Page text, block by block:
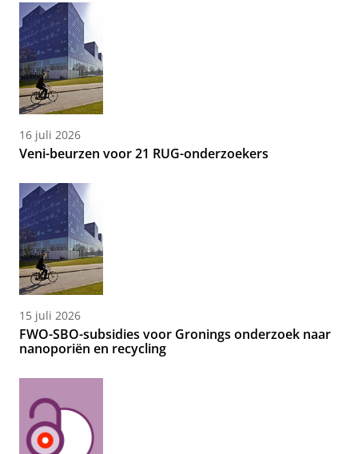
16 juli 2026
Veni-beurzen voor 21 RUG-onderzoekers
15 juli 2026
FWO-SBO-subsidies voor Gronings onderzoek naar
nanoporiën en recycling